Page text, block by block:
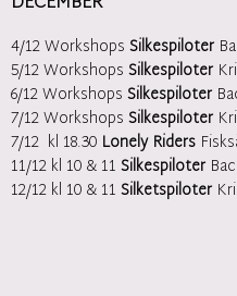
4/12 Workshops Silkespiloter
5/12 Workshops Silkespiloter
6/12 Workshops Silkespiloter
7/12 Workshops Silkespiloter
7/12 kl 18.30 Lonely Riders
11/12 kl 10 & 11 Silkespiloter
12/12 kl 10 & 11 Silketspiloter